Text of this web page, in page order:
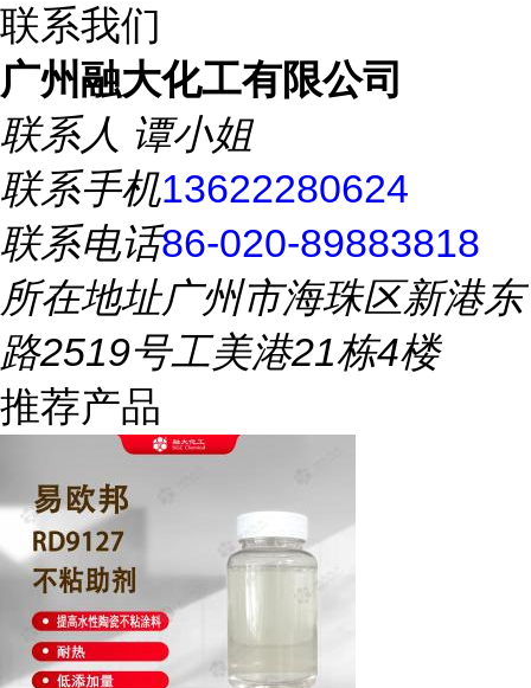
联系我们
广州融大化工有限公司
联系人 谭小姐
联系手机13622280624
联系电话86-020-89883818
所在地址广州市海珠区新港东
路2519号工美港21栋4楼
推荐产品